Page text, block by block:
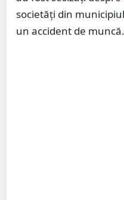
societăți din
un accident de muncă.